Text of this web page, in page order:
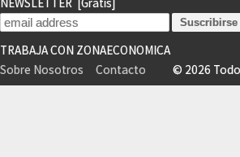
TRABAJA CON ZONAECONOMICA
Sobre Nosotros
Contacto © 2026